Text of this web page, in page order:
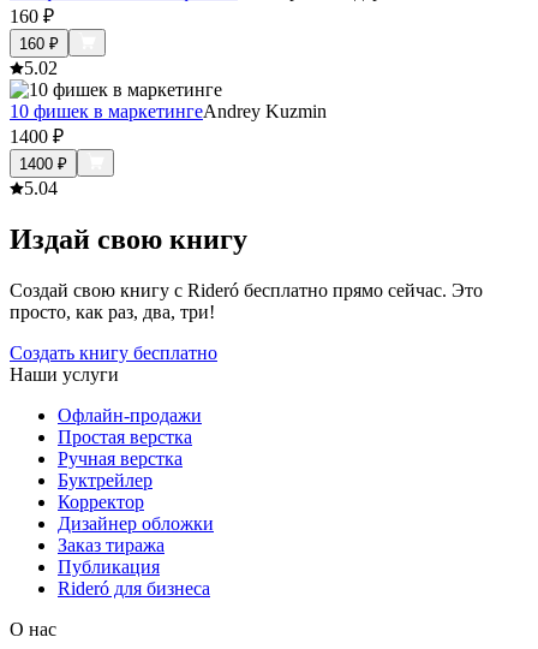
160 ₽
160 ₽
5.02
10 фишек в маркетингеAndrey Kuzmin
1400 ₽
1400 ₽
5.04
Издай свою книгу
Создай свою книгу с Rideró бесплатно прямо сейчас. Это
просто, как раз, два, три!
Создать книгу бесплатно
Наши услуги
Офлайн-продажи
Простая верстка
Ручная верстка
Буктрейлер
Корректор
Дизайнер обложки
Заказ тиража
Публикация
Rideró для бизнеса
О нас